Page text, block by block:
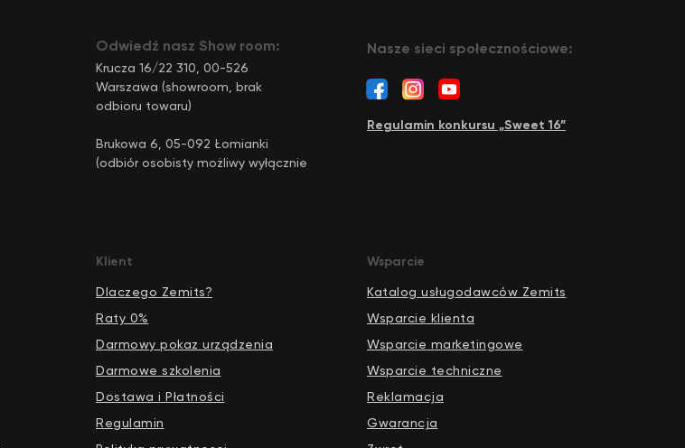
Regulamin konkursu „Sweet 16”
Odwiedź nasz Show room:
Krucza 16/22 310, 00-526
Warszawa (showroom, brak
odbioru towaru)
Brukowa 6, 05-092 Łomianki
(odbiór osobisty możliwy wyłącznie
Nasze sieci społecznościowe:
Klient
Dlaczego Zemits?
Raty 0%
Darmowy pokaz urządzenia
Darmowe szkolenia
Dostawa i Płatności
Regulamin
Wsparcie
Katalog usługodawców Zemits
Wsparcie klienta
Wsparcie marketingowe
Wsparcie techniczne
Reklamacja
Gwarancja